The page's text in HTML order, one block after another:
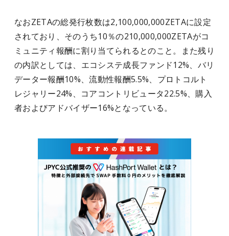
なおZETAの総発行枚数は2,100,000,000ZETAに設定
されており、そのうち10％の210,000,000ZETAがコ
ミュニティ報酬に割り当てられるとのこと。また残り
の内訳としては、エコシステ成長ファンド12%、バリ
データー報酬10%、流動性報酬5.5%、プロトコルト
レジャリー24%、コアコントリビュータ22.5%、購入
者およびアドバイザー16%となっている。